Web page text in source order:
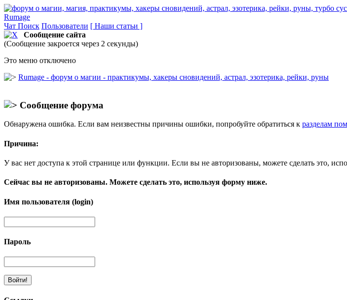
Rumage
Чат Поиск Пользователи [ Наши статьи ]
Сообщение сайта
(Сообщение закроется через 2 секунды)
Это меню отключено
Rumage - форум о магии - практикумы, хакеры сновидений, астрал, эзотерика, рейки, руны
Сообщение форума
Обнаружена ошибка. Если вам неизвестны причины ошибки, попробуйте обратиться к разделам
Причина:
У вас нет доступа к этой странице или функции. Если вы не авторизованы, можете сделать это,
Сейчас вы не авторизованы. Можете сделать это, используя форму ниже.
Имя пользователя (login)
Пароль